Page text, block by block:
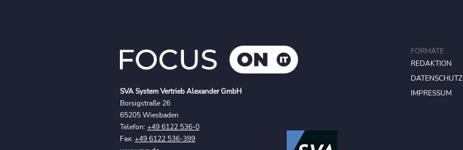
SVA System Vertrieb Alexander GmbH
Borsigstraße 26
65205 Wiesbaden
Telefon: +49 6122 536-0
Fax: +49 6122 536-399
FORMATE
REDAKTION
DATENSCHUTZ
IMPRESSUM